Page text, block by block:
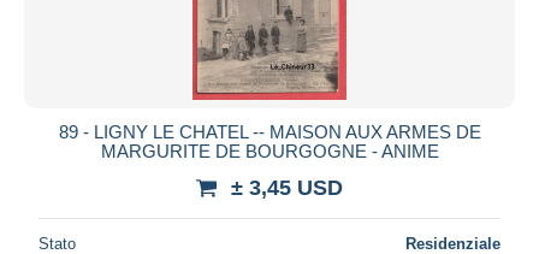
89 - LIGNY LE CHATEL -- MAISON AUX ARMES DE
MARGURITE DE BOURGOGNE - ANIME
± 3,45 USD
Stato Residenziale